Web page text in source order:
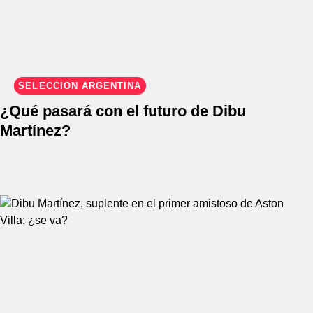
SELECCIÓN ARGENTINA
¿Qué pasará con el futuro de Dibu
Martínez?